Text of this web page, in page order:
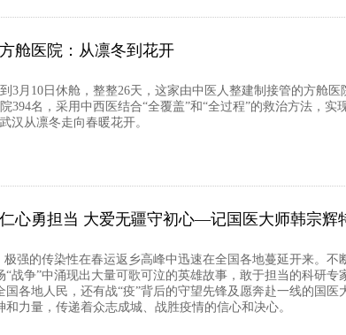
舱医院：从凛冬到花开
3月10日休舱，整整26天，这家由中医人整建制接管的方舱医
394名，采用中西医结合“全覆盖”和“全过程”的救治方法，实
汉从凛冬走向春暖花开。
心勇担当 大爱无疆守初心—记国医大师韩宗辉
极强的传染性在春运返乡高峰中迅速在全国各地蔓延开来。不
战争”中涌现出大量可歌可泣的英雄故事，敢于担当的科研专
国各地人民，还有战“疫”背后的守望先锋及愿奔赴一线的国医
力量，传递着众志成城、战胜疫情的信心和决心。